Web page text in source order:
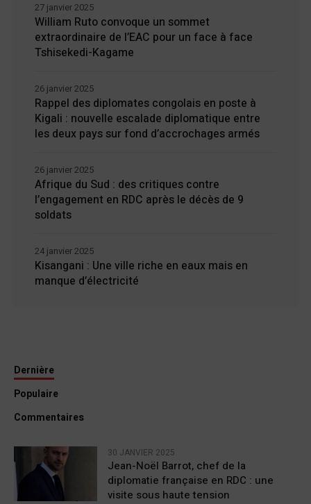
William Ruto convoque un sommet
extraordinaire de l’EAC pour un face à face
Tshisekedi-Kagame
27 janvier 2025
Rappel des diplomates congolais en poste à
Kigali : nouvelle escalade diplomatique entre
les deux pays sur fond d’accrochages armés
26 janvier 2025
Afrique du Sud : des critiques contre
l’engagement en RDC après le décès de 9
soldats
26 janvier 2025
Kisangani : Une ville riche en eaux mais en
manque d’électricité
24 janvier 2025
Dernière
Populaire
Commentaires
30 JANVIER 2025
Jean-Noël Barrot, chef de la
diplomatie française en RDC : une
visite sous haute tension